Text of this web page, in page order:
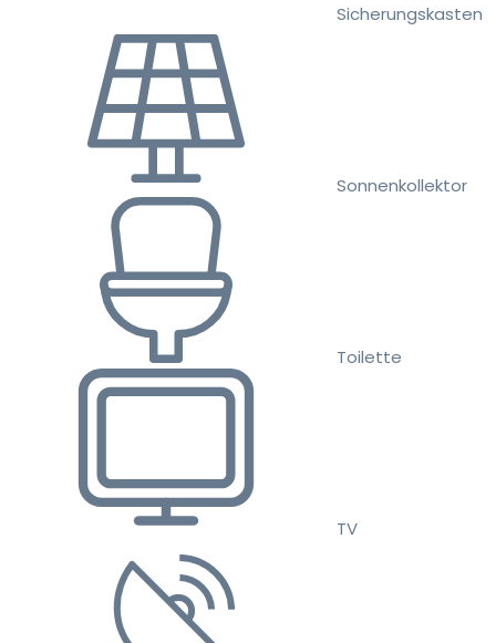
Sicherungskasten
Sonnenkollektor
Toilette
TV